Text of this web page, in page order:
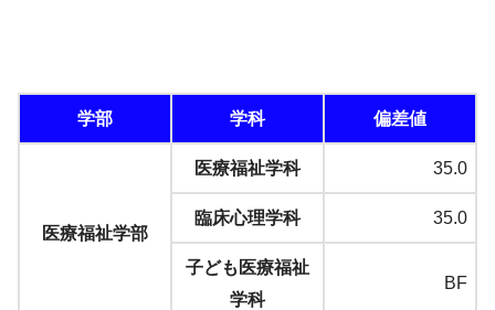
学部 学科 偏差値
医療福祉学部
医療福祉学科 35.0
臨床心理学科 35.0
子ども医療福祉
学科
BF